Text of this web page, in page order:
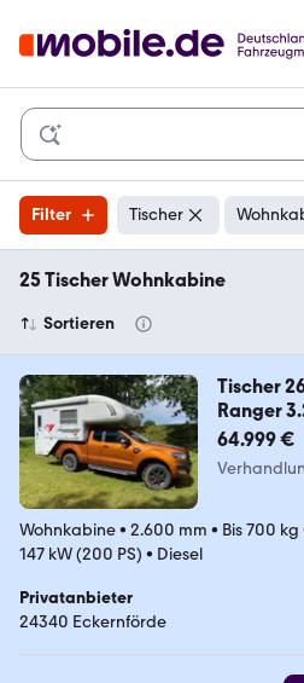
Filter Tischer
25 Tischer Wohnkabine
Sortieren
Tischer
Ranger
64.999 €
Wohnkabine• 2.600 mm • Bis 700 kg
147 kW (200 PS) • Diesel
Privatanbieter
24340 Eckernförde